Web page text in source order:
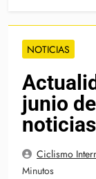
NOTICIAS
junio
Ciclismo
Minutos